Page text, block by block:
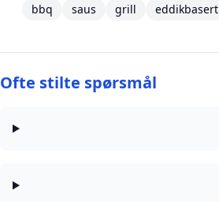
bbq saus grill eddikbasert
Ofte stilte spørsmål